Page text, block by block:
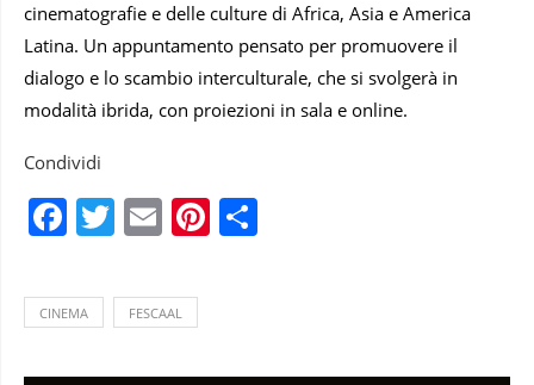
cinematografie e delle culture di Africa, Asia e America
Latina. Un appuntamento pensato per promuovere il
dialogo e lo scambio interculturale, che si svolgerà in
modalità ibrida, con proiezioni in sala e online.
Condividi
Facebook
Twitter
EmailPinterest
CINEMA FESCAAL